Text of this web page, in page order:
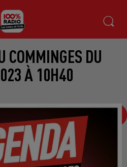
COMMINGES DU
À 10H40